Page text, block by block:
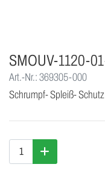
SMOUV-1120-
Art.-Nr.: 369305-000
Schrumpf- Spleiß-